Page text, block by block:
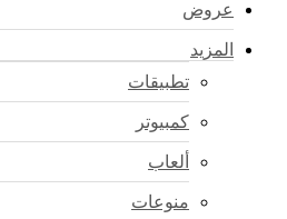
عروض
المزيد
تطبيقات
كمبيوتر
ألعاب
منوعات